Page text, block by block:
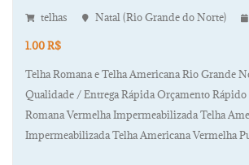
telhas Natal (Rio Grande do Norte)
1.00 R$
Telha Romana e Telha Americana Rio Grande
Qualidade / Entrega Rápida Orçamento
Romana Vermelha Impermeabilizada Telha
Impermeabilizada Telha Americana Vermelha